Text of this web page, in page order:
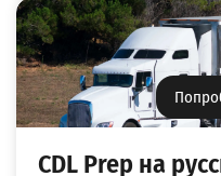
CDL Prep на